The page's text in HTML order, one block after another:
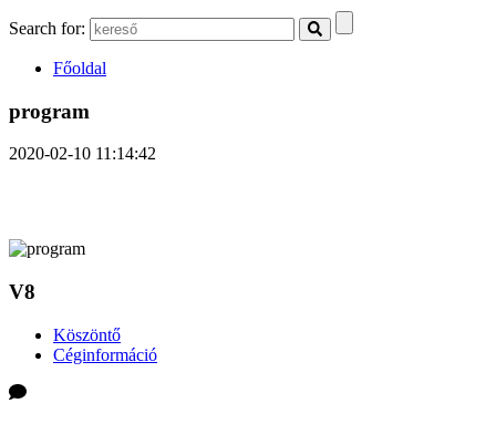
Search for:
Főoldal
program
2020-02-10 11:14:42
V8
Köszöntő
Céginformáció